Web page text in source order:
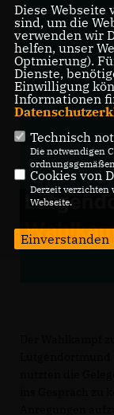
Diese Webseite
sind, um die
verwenden wir
helfen, unser
Optmierung).
Dienste,
Einwilligung
Informationen
Technisch
Die notwendigen
Cookies von
Derzeit
Webseite.
Einverstanden